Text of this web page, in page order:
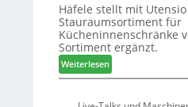
e
x
s
t
e
i
P
r
e
i
s
Häfele stellt mit Utensio
Stauraumsortiment für
Kücheninnenschränke
Sortiment ergänzt.
Weiterlesen:
K